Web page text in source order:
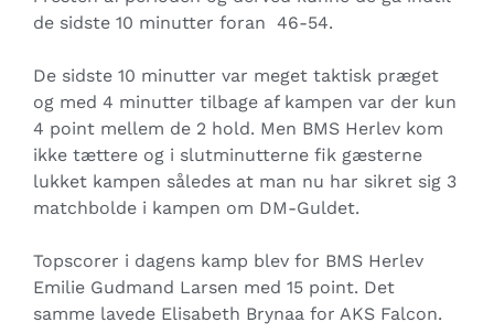
de sidste 10 minutter foran 46-54.
De sidste 10 minutter var meget taktisk præget
og med 4 minutter tilbage af kampen var der kun
4 point mellem de 2 hold. Men BMS Herlev kom
ikke tættere og i slutminutterne fik gæsterne
lukket kampen således at man nu har sikret sig 3
matchbolde i kampen om DM-Guldet.
Topscorer i dagens kamp blev for BMS Herlev
Emilie Gudmand Larsen med 15 point. Det
samme lavede Elisabeth Brynaa for AKS Falcon.